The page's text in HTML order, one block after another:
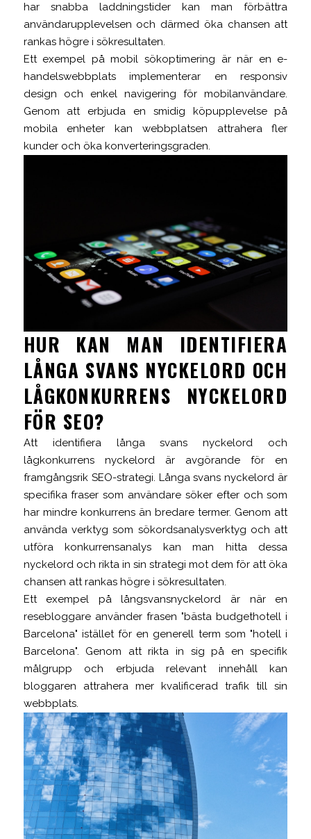
har snabba laddningstider kan man förbättra
användarupplevelsen och därmed öka chansen att
rankas högre i sökresultaten.
Ett exempel på mobil sökoptimering är när en e-
handelswebbplats implementerar en responsiv
design och enkel navigering för mobilanvändare.
Genom att erbjuda en smidig köpupplevelse på
mobila enheter kan webbplatsen attrahera fler
kunder och öka konverteringsgraden.
HUR KAN MAN IDENTIFIERA
LÅNGA SVANS NYCKELORD OCH
LÅGKONKURRENS NYCKELORD
FÖR SEO?
Att identifiera långa svans nyckelord och
lågkonkurrens nyckelord är avgörande för en
framgångsrik SEO-strategi. Långa svans nyckelord är
specifika fraser som användare söker efter och som
har mindre konkurrens än bredare termer. Genom att
använda verktyg som sökordsanalysverktyg och att
utföra konkurrensanalys kan man hitta dessa
nyckelord och rikta in sin strategi mot dem för att öka
chansen att rankas högre i sökresultaten.
Ett exempel på långsvansnyckelord är när en
resebloggare använder frasen "bästa budgethotell i
Barcelona" istället för en generell term som "hotell i
Barcelona". Genom att rikta in sig på en specifik
målgrupp och erbjuda relevant innehåll kan
bloggaren attrahera mer kvalificerad trafik till sin
webbplats.